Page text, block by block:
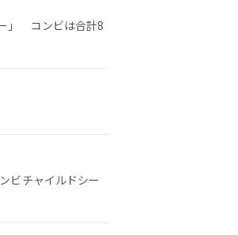
」 コンビは合計8
ビチャイルドシー